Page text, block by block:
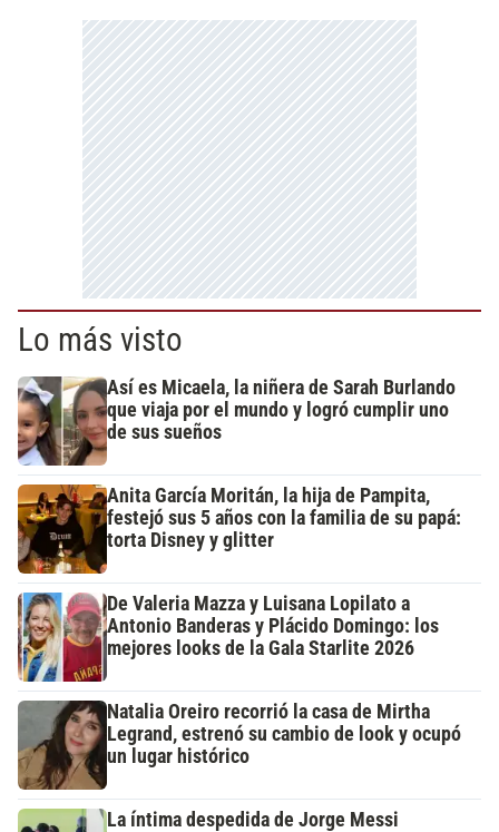
Lo más visto
Así es Micaela, la niñera de Sarah Burlando
que viaja por el mundo y logró cumplir uno
de sus sueños
Anita García Moritán, la hija de Pampita,
festejó sus 5 años con la familia de su papá:
torta Disney y glitter
De Valeria Mazza y Luisana Lopilato a
Antonio Banderas y Plácido Domingo: los
mejores looks de la Gala Starlite 2026
Natalia Oreiro recorrió la casa de Mirtha
Legrand, estrenó su cambio de look y ocupó
un lugar histórico
La íntima despedida de Jorge Messi